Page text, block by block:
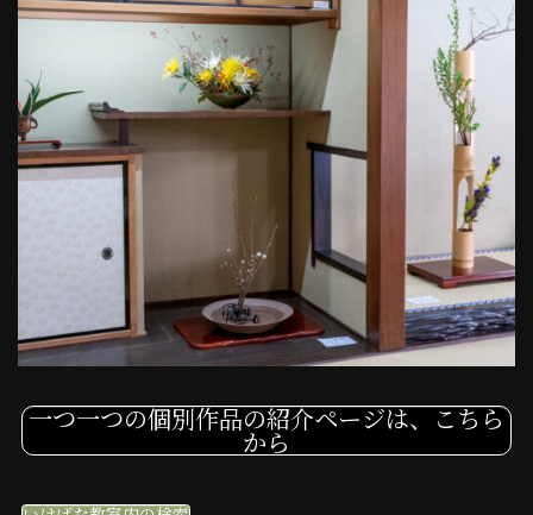
一つ一つの個別作品の紹介ページは、こちら
から